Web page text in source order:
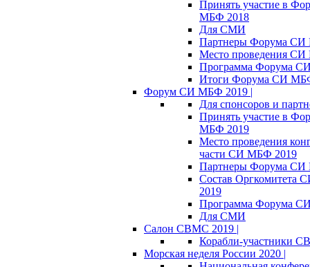
Принять участие в
МБФ 2018
Для СМИ
Партнеры Форума
Место проведения
Программа Форума
Итоги Форума СИ
Форум СИ МБФ 2019 |
Для спонсоров и
Принять участие в
МБФ 2019
Место проведения
части СИ МБФ 2019
Партнеры Форума
Состав Оргкомитета
2019
Программа Форума
Для СМИ
Салон СВМС 2019 |
Корабли-участники
Морская неделя России 2020 |